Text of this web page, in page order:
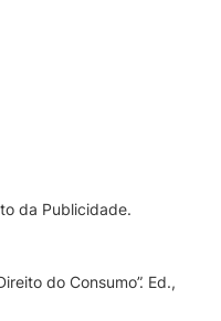
da Publicidade.
do Consumo”. Ed.,